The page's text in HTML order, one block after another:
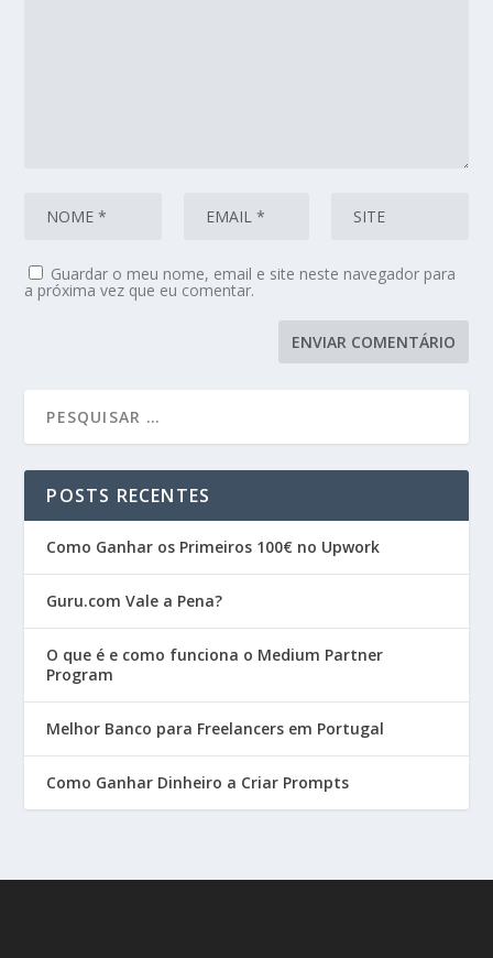
Guardar o meu nome, email e site neste navegador para
a próxima vez que eu comentar.
POSTS RECENTES
Como Ganhar os Primeiros 100€ no Upwork
Guru.com Vale a Pena?
O que é e como funciona o Medium Partner
Program
Melhor Banco para Freelancers em Portugal
Como Ganhar Dinheiro a Criar Prompts